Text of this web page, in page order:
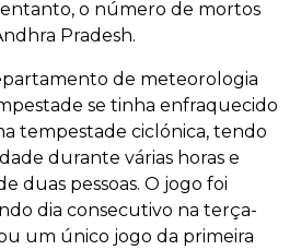
o número de mortos
Pradesh.
de meteorologia
se tinha enfraquecido
tempestade ciclónica, tendo
durante várias horas e
duas pessoas. O jogo foi
dia consecutivo na terça-
um único jogo da primeira